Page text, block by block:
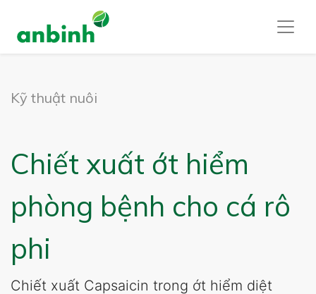
Kỹ thuật nuôi
Chiết xuất ớt hiểm
phòng bệnh cho cá rô
phi
Chiết xuất Capsaicin trong ớt hiểm diệt